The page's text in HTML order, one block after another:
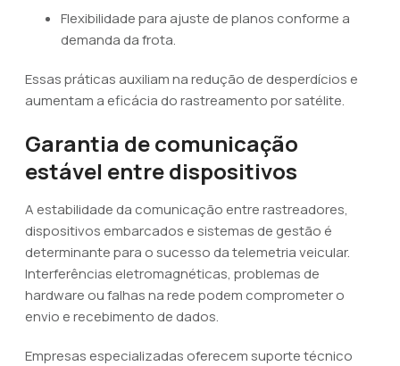
Flexibilidade para ajuste de planos conforme a
demanda da frota.
Essas práticas auxiliam na redução de desperdícios e
aumentam a eficácia do rastreamento por satélite.
Garantia de comunicação
estável entre dispositivos
A estabilidade da comunicação entre rastreadores,
dispositivos embarcados e sistemas de gestão é
determinante para o sucesso da telemetria veicular.
Interferências eletromagnéticas, problemas de
hardware ou falhas na rede podem comprometer o
envio e recebimento de dados.
Empresas especializadas oferecem suporte técnico